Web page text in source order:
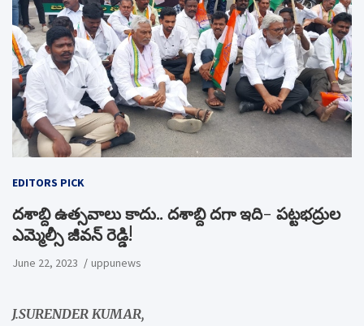
EDITORS PICK
దశాబ్ది ఉత్సవాలు కాదు.. దశాబ్ది దగా ఇది- పట్టభద్రుల
ఎమ్మెల్సీ జీవన్ రెడ్డి!
June 22, 2023 uppunews
J.SURENDER KUMAR,